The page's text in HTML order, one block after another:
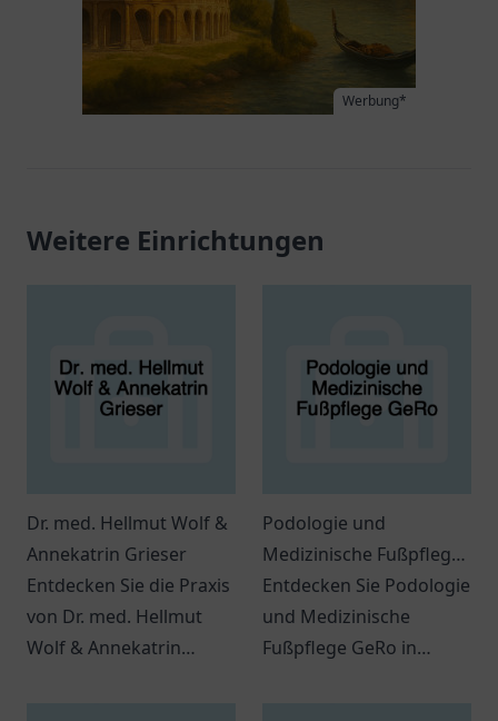
Werbung*
Weitere Einrichtungen
Dr. med. Hellmut Wolf &
Annekatrin Grieser
Entdecken Sie die Praxis
von Dr. med. Hellmut
Wolf & Annekatrin
Podologie und
Medizinische Fußpflege
GeRo
Entdecken Sie Podologie
und Medizinische
Fußpflege GeRo in